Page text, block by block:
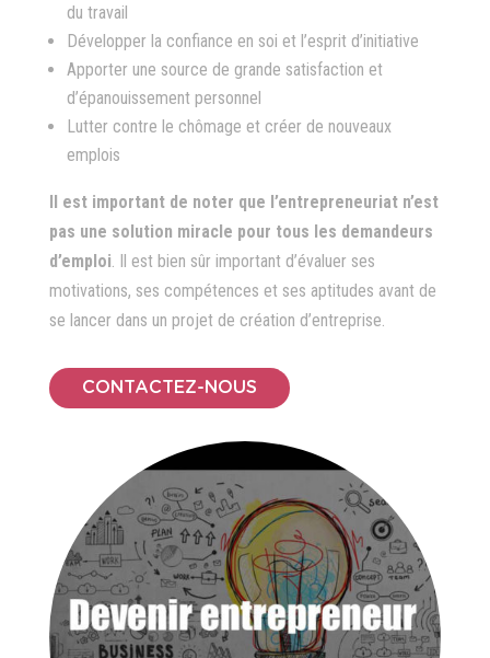
du travail
Développer la confiance en soi et l’esprit d’initiative
Apporter une source de grande satisfaction et
d’épanouissement personnel
Lutter contre le chômage et créer de nouveaux
emplois
Il est important de noter que l’entrepreneuriat n’est
pas une solution miracle pour tous les demandeurs
d’emploi. Il est bien sûr important d’évaluer ses
motivations, ses compétences et ses aptitudes avant de
se lancer dans un projet de création d’entreprise.
CONTACTEZ-NOUS